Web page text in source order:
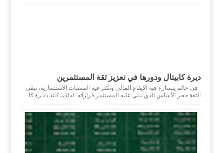
ديرة كابيتال ودورها في تعزيز ثقة المستثمرين
في عالم يتسارع فيه الإيقاع المالي وتكثر فيه المنصات الاستثمارية، تبقى
الثقة حجر الأساس الذي يبني عليه المستثمر قراراته. لذلك، كانت ديرة كا...